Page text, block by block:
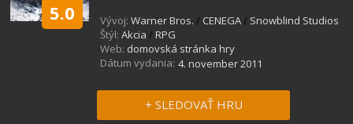
5.0 Vývoj: Warner Bros. / CENEGA/ Snowblind Studios
Štýl: Akcia / RPG
Web: domovská stránka hry
Dátum vydania: 4. november 2011
+ SLEDOVAŤ HRU